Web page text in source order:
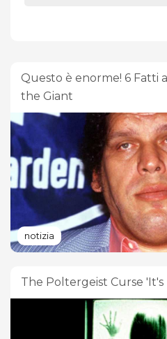
Questo è enorme! 6 Fatti
the Giant
notizia
The Poltergeist Curse 'It's